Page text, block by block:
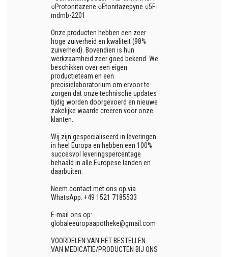
○Protonitazene ○Etonitazepyne ○5F-
mdmb-2201
Onze producten hebben een zeer
hoge zuiverheid en kwaliteit (98%
zuiverheid). Bovendien is hun
werkzaamheid zeer goed bekend. We
beschikken over een eigen
productieteam en een
precisielaboratorium om ervoor te
zorgen dat onze technische updates
tijdig worden doorgevoerd en nieuwe
zakelijke waarde creëren voor onze
klanten.
Wij zijn gespecialiseerd in leveringen
in heel Europa en hebben een 100%
succesvol leveringspercentage
behaald in alle Europese landen en
daarbuiten.
Neem contact met ons op via
WhatsApp: +49 1521 7185533
E-mail ons op:
globaleeuropaapotheke@gmail.com
VOORDELEN VAN HET BESTELLEN
VAN MEDICATIE/PRODUCTEN BIJ ONS